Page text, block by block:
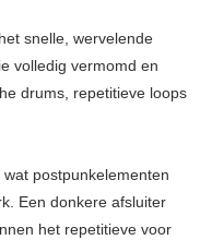
snelle, wervelende
volledig vermomd en
drums, repetitieve loops
postpunkelementen
Een donkere afsluiter
het repetitieve voor